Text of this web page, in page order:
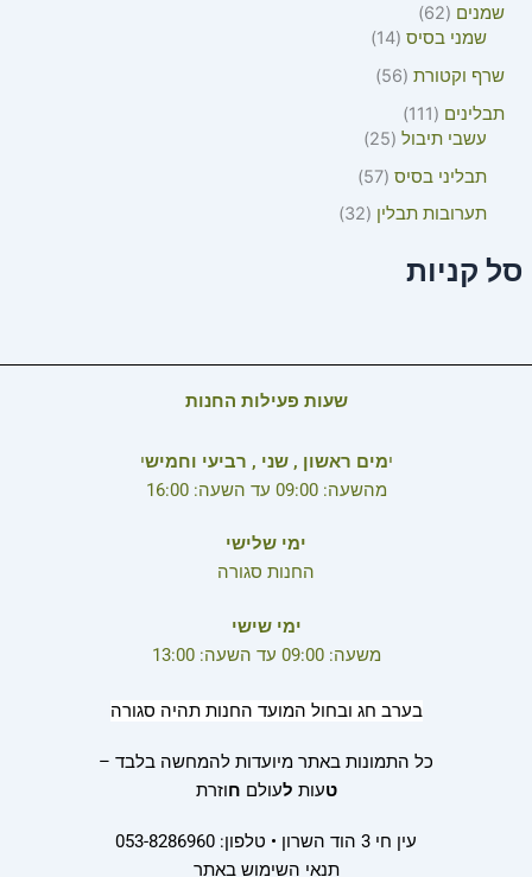
שמנים
62
שמני בסיס 14
שרף וקטורת 56
תבלינים
111
עשבי תיבול 25
תבליני בסיס 57
תערובות תבלין
32
סל קניות
שעות פעילות החנות
ימים ראשון , שני , רביעי וחמישי
מהשעה: 09:00 עד השעה: 16:00
ימי שלישי
החנות סגורה
ימי שישי
משעה: 09:00 עד השעה: 13:00
בערב חג ובחול המועד החנות תהיה סגורה
כל התמונות באתר מיועדות להמחשה בלבד –
טעות לעולם חוזרת
עין חי 3 הוד השרון • טלפון: 053-8286960
תנאי השימוש באתר